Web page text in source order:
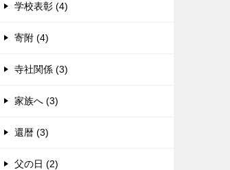
学校表彰 (4)
寄附 (4)
寺社関係 (3)
家族へ (3)
還暦 (3)
父の日 (2)